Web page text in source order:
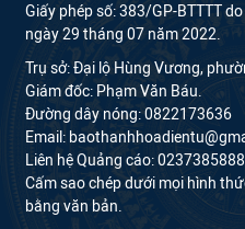
Giấy phép số: 383/GP-BTTTT
ngày 29 tháng 07 năm 2022.
Trụ sở: Đại lộ Hùng Vương,
Giám đốc: Phạm Văn Báu.
Đường dây nóng: 0822173636
Email:
Liên hệ Quảng cáo:
Cấm sao chép dưới mọi hình
bằng văn bản.